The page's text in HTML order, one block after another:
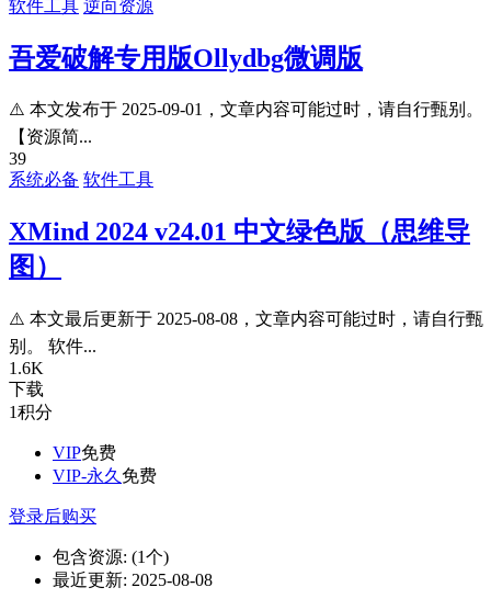
软件工具 逆向资源
吾爱破解专用版Ollydbg微调版
⚠️ 本文发布于 2025-09-01，文章内容可能过时，请自行甄别。
【资源简...
39
系统必备 软件工具
XMind 2024 v24.01 中文绿色版（思维导
图）
⚠️ 本文最后更新于 2025-08-08，文章内容可能过时，请自行甄
别。 软件...
1.6K
下载
1积分
VIP免费
VIP-永久 免费
登录后购买
包含资源: (1个)
最近更新: 2025-08-08